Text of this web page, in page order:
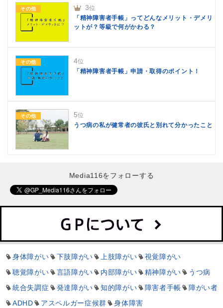
その他 3位
「精神障害者手帳」ってどんなメリット・デメリ
ットが？等級で何がかわる？
その他 4位
「精神障害者手帳」申請・取得のポイント！
その他 5位
うつ病の私が健常者の彼氏と別れて分かったこと
Media116をフォローする
身体障がい 下肢障がい 上肢障がい
視覚障がい
聴覚障がい
言語障がい 内部障がい 精神障がい
うつ病
統合失調症
発達障がい 知的障がい 障害者手帳
障がい者
ADHD
アスペルガー症候群
身体障害